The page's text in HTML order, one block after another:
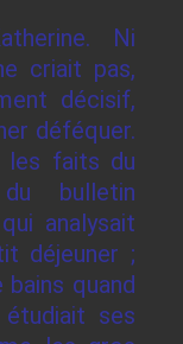
Ni
criait pas,
décisif,
déféquer.
les faits du
bulletin
analysait
déjeuner ;
quand
ses